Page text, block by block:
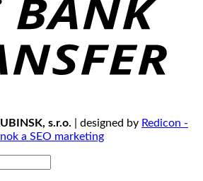
s.r.o. | designed by Redicon -
a SEO marketing